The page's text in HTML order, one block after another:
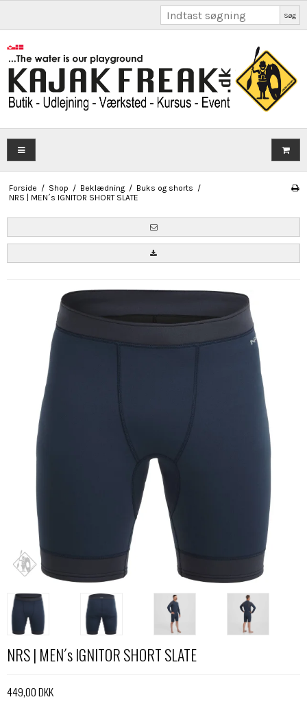
Søg
Forside / Shop / Beklædning / Buks og shorts /
NRS | MEN´s IGNITOR SHORT SLATE
NRS | MEN´s IGNITOR SHORT SLATE
449,00 DKK